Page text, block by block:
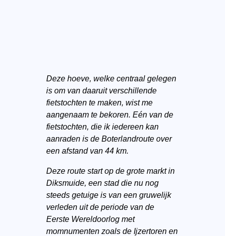
Deze hoeve, welke centraal gelegen
is om van daaruit verschillende
fietstochten te maken, wist me
aangenaam te bekoren. Eén van de
fietstochten, die ik iedereen kan
aanraden is de Boterlandroute over
een afstand van 44 km.
Deze route start op de grote markt in
Diksmuide, een stad die nu nog
steeds getuige is van een gruwelijk
verleden uit de periode van de
Eerste Wereldoorlog met
momnumenten zoals de Ijzertoren en